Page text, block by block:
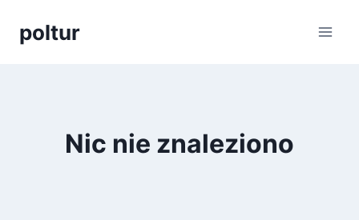
poltur
Nic nie znaleziono